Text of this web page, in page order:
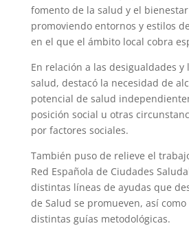
fomento de la salud y el
promoviendo entornos y estilos
en el que el ámbito local cobra
En relación a las desigualdades
salud, destacó la necesidad de
potencial de salud
posición social u otras
por factores sociales.
También puso de relieve el
Red Española de Ciudades
distintas líneas de ayudas que
de Salud se promueven, así
distintas guías metodológicas.